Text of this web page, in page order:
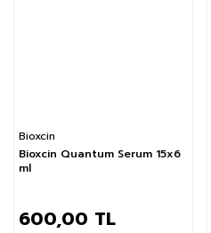
Bioxcin
Bioxcin Quantum Serum 15x6
ml
600,00 TL